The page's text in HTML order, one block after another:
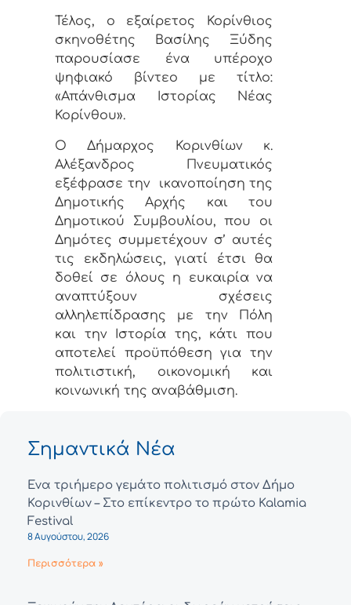
Τέλος, ο εξαίρετος Κορίνθιος
σκηνοθέτης Βασίλης Ξύδης
παρουσίασε ένα υπέροχο
ψηφιακό βίντεο με τίτλο:
«Απάνθισμα Ιστορίας Νέας
Κορίνθου».
Ο Δήμαρχος Κορινθίων κ.
Αλέξανδρος Πνευματικός
εξέφρασε την
ικανοποίηση της
Δημοτικής Αρχής και του
Δημοτικού Συμβουλίου, που οι
Δημότες συμμετέχουν σ’ αυτές
τις εκδηλώσεις, γιατί έτσι θα
δοθεί σε όλους η ευκαιρία να
αναπτύξουν σχέσεις
αλληλεπίδρασης με την Πόλη
και την Ιστορία της, κάτι που
αποτελεί προϋπόθεση για την
πολιτιστική, οικονομική και
κοινωνική της αναβάθμιση.
Σημαντικά Νέα
Ένα τριήμερο γεμάτο πολιτισμό στον Δήμο
Κορινθίων – Στο επίκεντρο το πρώτο Kalamia
Festival
8 Αυγούστου, 2026
Περισσότερα »